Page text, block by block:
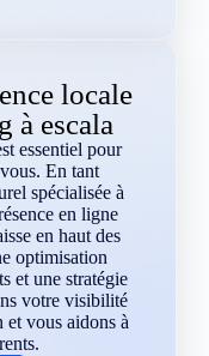
locale
à escala
essentiel pour
En tant
spécialisée à
en ligne
en haut des
optimisation
et une stratégie
votre visibilité
et vous aidons à